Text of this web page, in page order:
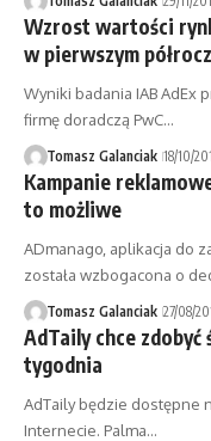
Wzrost wartości
w pierwszym
Wyniki badania IAB AdEx
firmę doradczą PwC…
Tomasz Galanciak 18/10/
Kampanie
to możliwe
ADmanago, aplikacja do
została wzbogacona o
Tomasz Galanciak 27/08/
AdTaily chce zdobyć
tygodnia
AdTaily będzie dostępne
Internecie. Palma…